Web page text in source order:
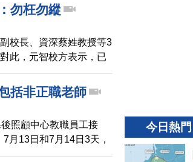
勿枉勿縱
校長、資深蔡姓教授等3
此，元智校方表示，已
進行確認，但並未收到回
括非正職老師
照顧中心教職員工接
月13日和7月14日3天，
只是造冊只有正式員
今日熱門